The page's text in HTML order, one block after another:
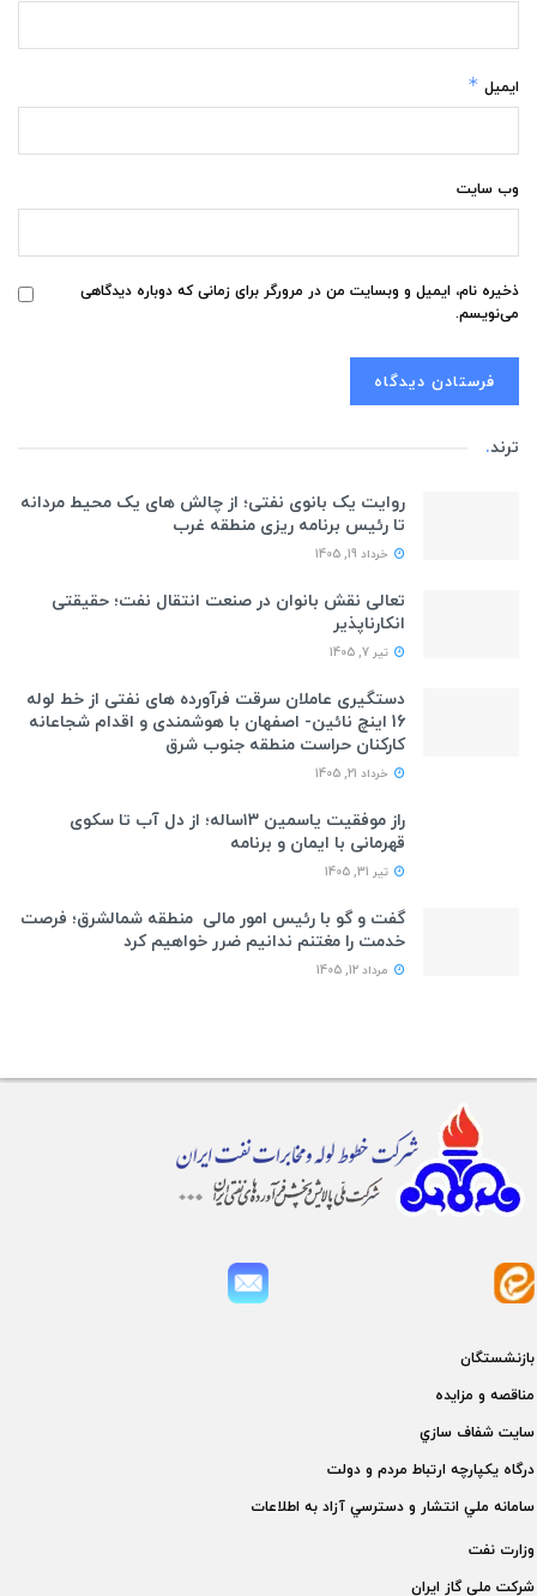
ایمیل *
وب‌ سایت
ذخیره نام، ایمیل و وبسایت من در مرورگر برای زمانی که دوباره دیدگاهی
می‌نویسم.
ترند.
روایت یک بانوی نفتی؛ از چالش های یک محیط مردانه
تا رئیس برنامه ریزی منطقه غرب
خرداد 19, 1405
تعالی نقش بانوان در صنعت انتقال نفت؛ حقیقتی
انکارناپذیر
تیر 7, 1405
دستگیری عاملان سرقت فرآورده های نفتی از خط لوله
16 اینچ نائین- اصفهان با هوشمندی و اقدام شجاعانه
کارکنان حراست منطقه جنوب شرق
خرداد 21, 1405
راز موفقیت یاسمین ۱۳ساله؛ از دل آب تا سکوی
قهرمانی با ایمان و برنامه
تیر 31, 1405
گفت و گو با رئیس امور مالی منطقه شمالشرق؛ فرصت
خدمت را مغتنم ندانیم ضرر خواهیم کرد
مرداد 12, 1405
بازنشستگان
مناقصه و مزايده
سايت شفاف سازي
درگاه يكپارچه ارتباط مردم و دولت
سامانه ملي انتشار و دسترسي آزاد به اطلاعات
وزارت نفت
شركت ملی گاز ايران